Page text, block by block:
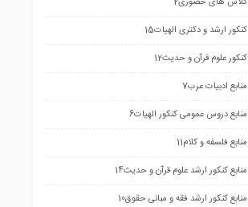
کنکور ارشد و دکتری الهیات15
کنکور علوم قرآن و حدیث12
منابع ادبیات عرب7
منابع دروس عمومی کنکور الهیات6
منابع فلسفه و کلام11
منابع کنکور ارشد علوم قرآن و حدیث14
منابع کنکور ارشد فقه و مبانی حقوق10